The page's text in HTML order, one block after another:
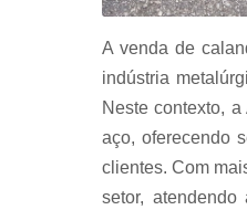
A venda de
indústria
Neste contexto,
aço, oferecendo
clientes. Com
setor,